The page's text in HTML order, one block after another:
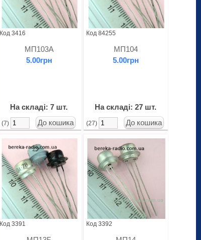
Код 3416
МП103А
5.00грн
На складі: 7 шт.
(7)
Код 84255
МП104
5.00грн
На складі: 27 шт.
(27)
Код 3391 Код 3392